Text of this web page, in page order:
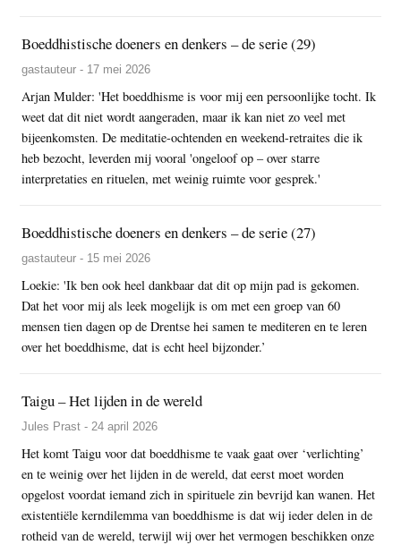
Boeddhistische doeners en denkers – de serie (29)
gastauteur - 17 mei 2026
Arjan Mulder: 'Het boeddhisme is voor mij een persoonlijke tocht. Ik
weet dat dit niet wordt aangeraden, maar ik kan niet zo veel met
bijeenkomsten. De meditatie-ochtenden en weekend-retraites die ik
heb bezocht, leverden mij vooral 'ongeloof op – over starre
interpretaties en rituelen, met weinig ruimte voor gesprek.'
Boeddhistische doeners en denkers – de serie (27)
gastauteur - 15 mei 2026
Loekie: 'Ik ben ook heel dankbaar dat dit op mijn pad is gekomen.
Dat het voor mij als leek mogelijk is om met een groep van 60
mensen tien dagen op de Drentse hei samen te mediteren en te leren
over het boeddhisme, dat is echt heel bijzonder.’
Taigu – Het lijden in de wereld
Jules Prast - 24 april 2026
Het komt Taigu voor dat boeddhisme te vaak gaat over ‘verlichting’
en te weinig over het lijden in de wereld, dat eerst moet worden
opgelost voordat iemand zich in spirituele zin bevrijd kan wanen. Het
existentiële kerndilemma van boeddhisme is dat wij ieder delen in de
rotheid van de wereld, terwijl wij over het vermogen beschikken onze